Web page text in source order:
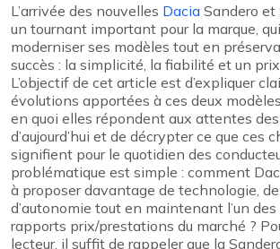
L’arrivée des nouvelles Dacia Sandero
un tournant important pour la marque,
moderniser ses modèles tout en
succès : la simplicité, la fiabilité et un
L’objectif de cet article est d’expliquer
évolutions apportées à ces deux
en quoi elles répondent aux attentes
d’aujourd’hui et de décrypter ce que ces
signifient pour le quotidien des
problématique est simple : comment
à proposer davantage de technologie,
d’autonomie tout en maintenant l’un
rapports prix/prestations du marché ?
lecteur, il suffit de rappeler que la